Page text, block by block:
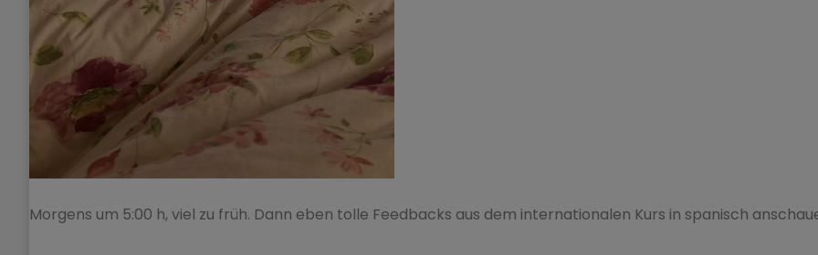
Morgens um 5:00 h, viel zu früh. Dann eben tolle Feedbacks aus dem internationalen Kurs in spanisch